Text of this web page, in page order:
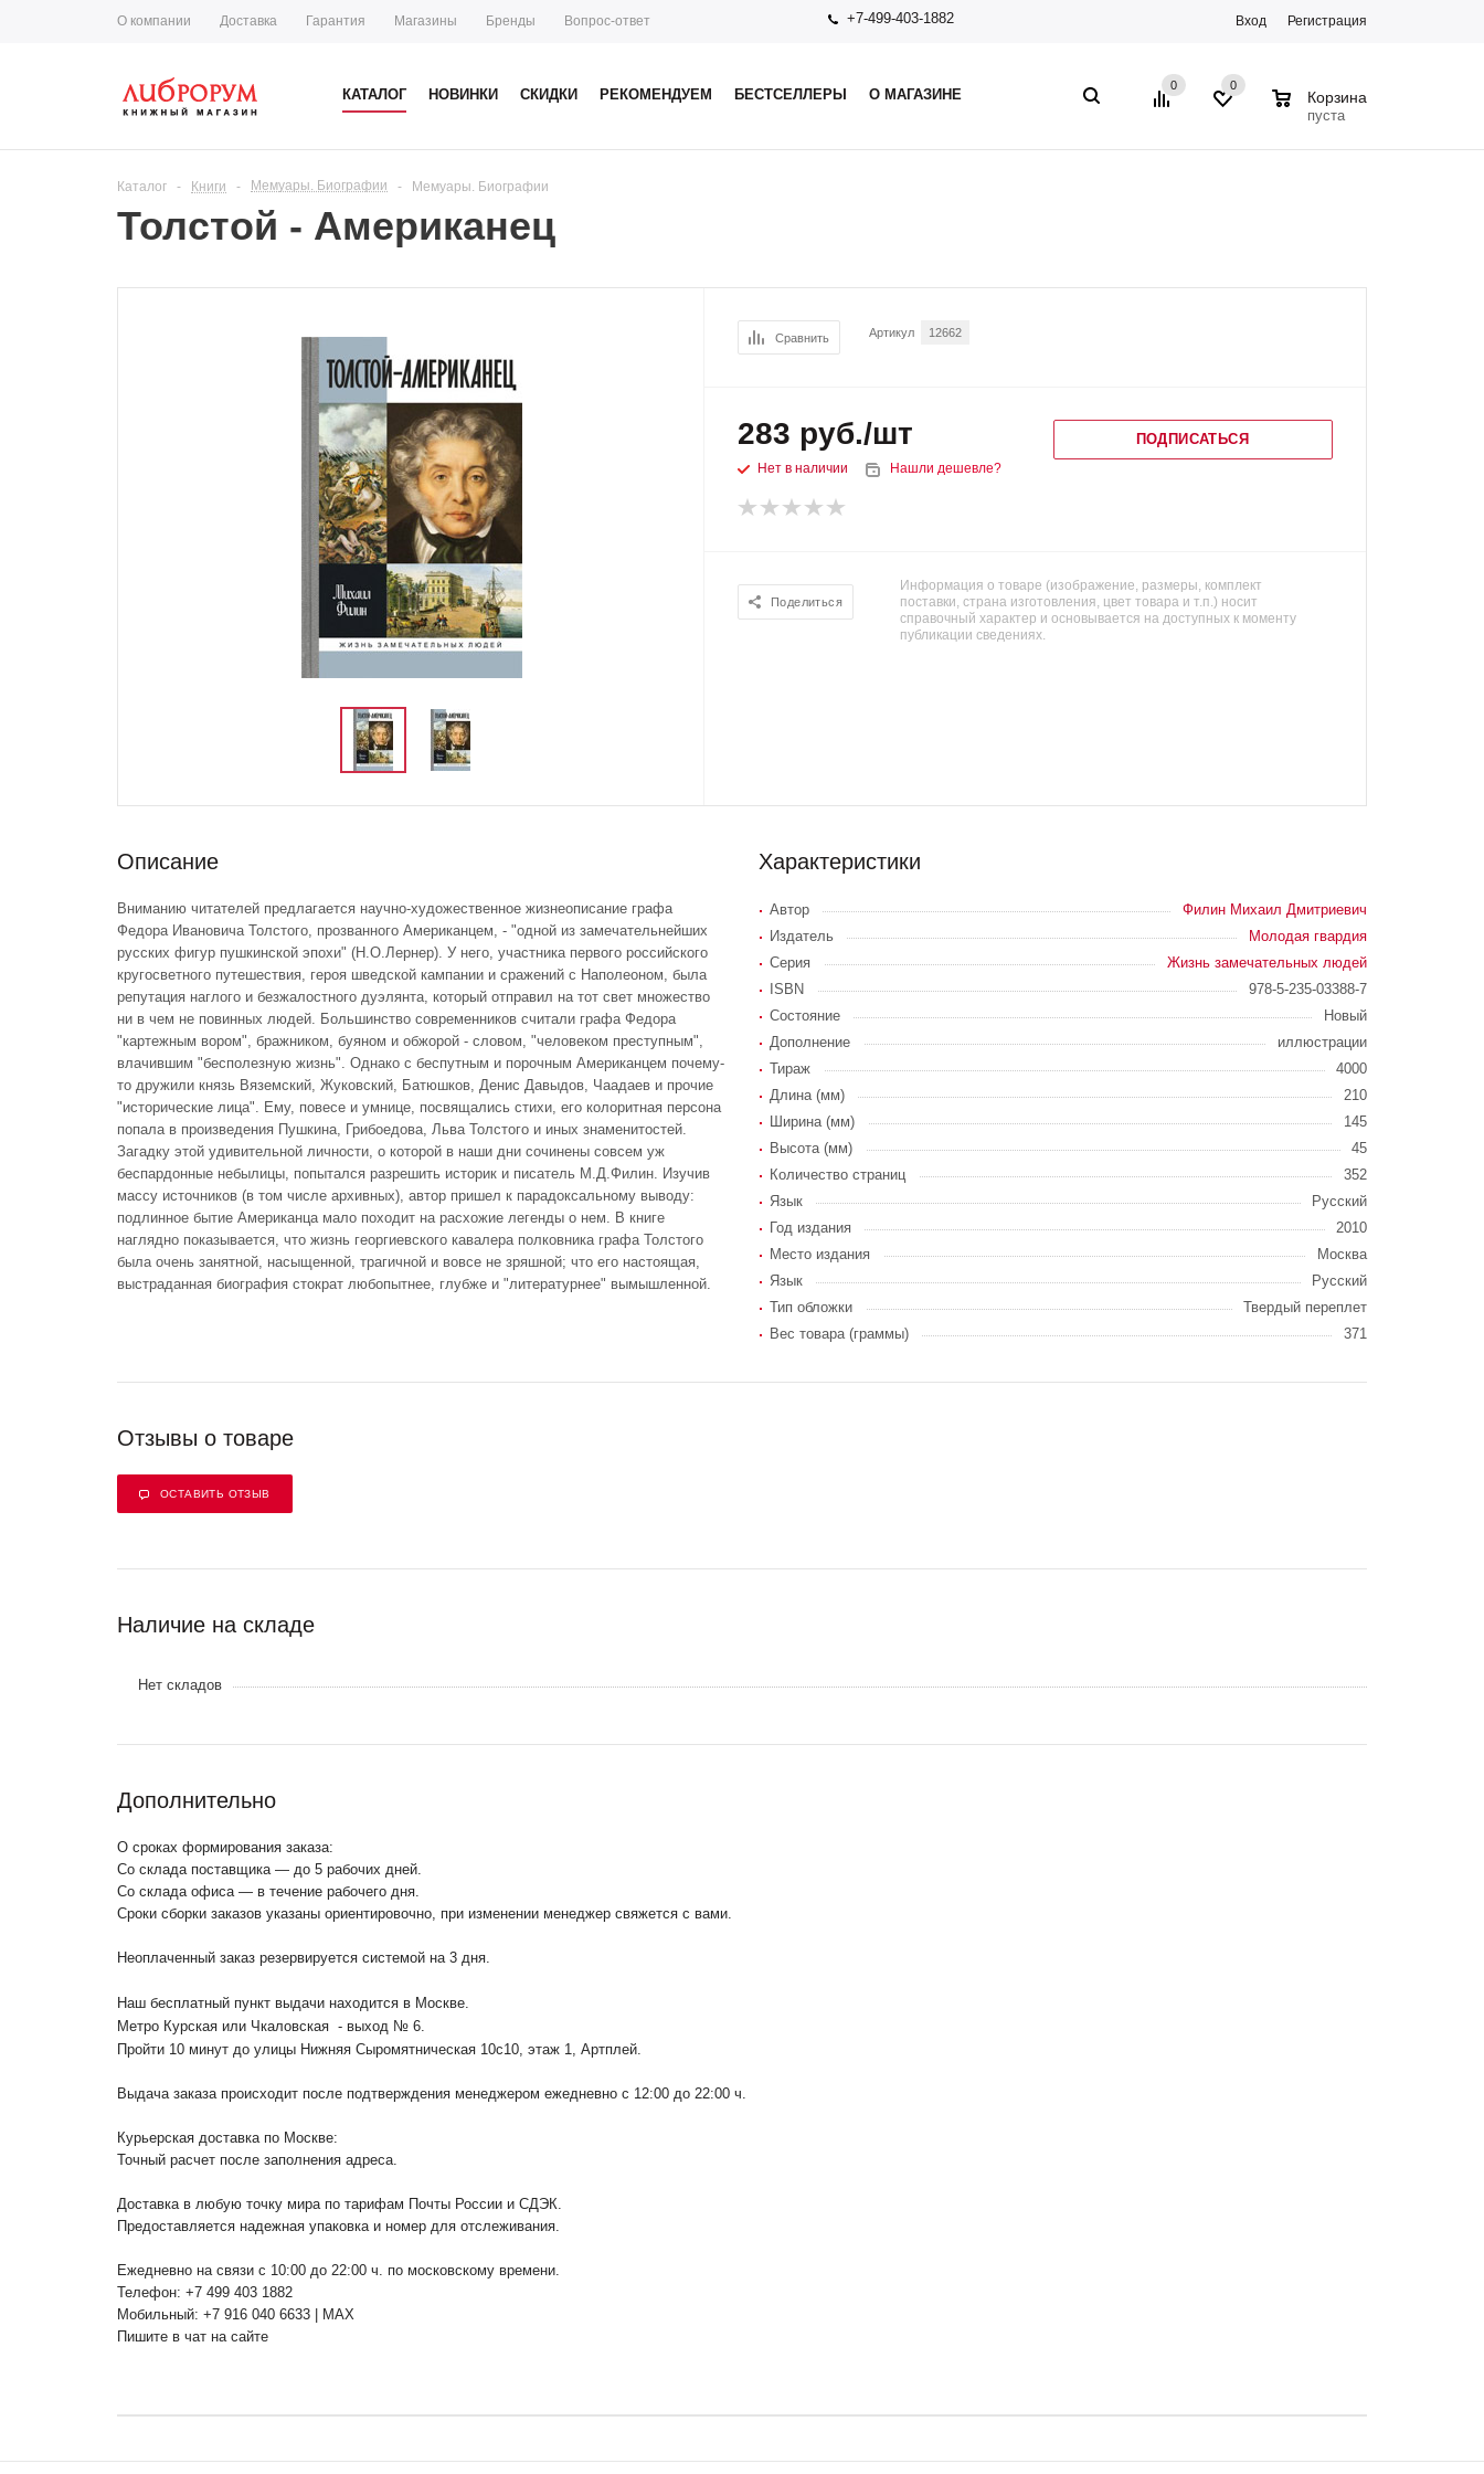
О компании Доставка Гарантия Магазины Бренды Вопрос-ответ +7-499-403-1882 Вход Регистрация
КАТАЛОГ НОВИНКИ СКИДКИ РЕКОМЕНДУЕМ БЕСТСЕЛЛЕРЫ О МАГАЗИНЕ
0 0
Корзина
пуста
Каталог - Книги - Мемуары. Биографии - Мемуары. Биографии
Толстой - Американец
Сравнить Артикул 12662
283 руб./шт
Нет в наличии Нашли дешевле?
ПОДПИСАТЬСЯ
Поделиться
Информация о товаре (изображение, размеры, комплект
поставки, страна изготовления, цвет товара и т.п.) носит
справочный характер и основывается на доступных к моменту
публикации сведениях.
Описание
Вниманию читателей предлагается научно-художественное жизнеописание графа
Федора Ивановича Толстого, прозванного Американцем, - "одной из замечательнейших
русских фигур пушкинской эпохи" (H.О.Лернер). У него, участника первого российского
кругосветного путешествия, героя шведской кампании и сражений с Наполеоном, была
репутация наглого и безжалостного дуэлянта, который отправил на тот свет множество
ни в чем не повинных людей. Большинство современников считали графа Федора
"картежным вором", бражником, буяном и обжорой - словом, "человеком преступным",
влачившим "бесполезную жизнь". Однако с беспутным и порочным Американцем почему-
то дружили князь Вяземский, Жуковский, Батюшков, Денис Давыдов, Чаадаев и прочие
"исторические лица". Ему, повесе и умнице, посвящались стихи, его колоритная персона
попала в произведения Пушкина, Грибоедова, Льва Толстого и иных знаменитостей.
Загадку этой удивительной личности, о которой в наши дни сочинены совсем уж
беспардонные небылицы, попытался разрешить историк и писатель М.Д.Филин. Изучив
массу источников (в том числе архивных), автор пришел к парадоксальному выводу:
подлинное бытие Американца мало походит на расхожие легенды о нем. В книге
наглядно показывается, что жизнь георгиевского кавалера полковника графа Толстого
была очень занятной, насыщенной, трагичной и вовсе не зряшной; что его настоящая,
выстраданная биография стократ любопытнее, глубже и "литературнее" вымышленной.
Характеристики
Автор
Филин Михаил Дмитриевич
Издатель
Молодая гвардия
Серия
Жизнь замечательных людей
ISBN
978-5-235-03388-7
Состояние
Новый
Дополнение
иллюстрации
Тираж
4000
Длина (мм)
210
Ширина (мм)
145
Высота (мм)
45
Количество страниц
352
Язык
Русский
Год издания
2010
Место издания
Москва
Язык
Русский
Тип обложки
Твердый переплет
Вес товара (граммы)
371
Отзывы о товаре
ОСТАВИТЬ ОТЗЫВ
Наличие на складе
Нет складов
Дополнительно
О сроках формирования заказа:
Со склада поставщика — до 5 рабочих дней.
Со склада офиса — в течение рабочего дня.
Сроки сборки заказов указаны ориентировочно, при изменении менеджер свяжется с вами.
Неоплаченный заказ резервируется системой на 3 дня.
Наш бесплатный пункт выдачи находится в Москве.
Метро Курская или Чкаловская - выход № 6.
Пройти 10 минут до улицы Нижняя Сыромятническая 10с10 , этаж 1, Артплей.
Выдача заказа происходит после подтверждения менеджером ежедневно с 12:00 до 22:00 ч.
Курьерская доставка по Москве:
Точный расчет после заполнения адреса.
Доставка в любую точку мира по тарифам Почты России и СДЭК.
Предоставляется надежная упаковка и номер для отслеживания.
Ежедневно на связи с 10:00 до 22:00 ч. по московскому времени.
Телефон: +7 499 403 1882
Мобильный: +7 916 040 6633 | MAX
Пишите в чат на сайте